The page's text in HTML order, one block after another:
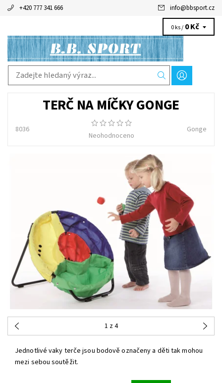
+420 777 341 666 info@bbsport.cz
0 ks / 0 Kč
TERČ NA MÍČKY GONGE
8036
Neohodnoceno
Gonge
1 z 4
Jednotlivé vaky terče jsou bodově označeny a děti tak mohou
mezi sebou soutěžit.